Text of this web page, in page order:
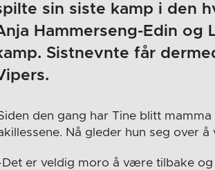
sin siste kamp i den
Hammerseng-Edin og
Sistnevnte får
den gang har Tine blitt
Nå gleder hun seg over
Det er veldig moro å være tilbake